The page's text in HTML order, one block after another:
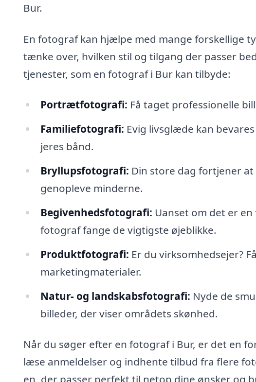
Bur.
En fotograf kan hjælpe med mange forskellige
tænke over, hvilken stil og tilgang der passer
tjenester, som en fotograf i Bur kan tilbyde:
Portrætfotografi: Få taget professionelle
Familiefotografi: Evig livsglæde kan
jeres bånd.
Bryllupsfotografi: Din store dag fortjener
genopleve minderne.
Begivenhedsfotografi: Uanset om det er
fotograf fange de vigtigste øjeblikke.
Produktfotografi: Er du virksomhedsejer?
marketingmaterialer.
Natur- og landskabsfotografi: Nyde de
billeder, der viser områdets skønhed.
Når du søger efter en fotograf i Bur, er det en
læse anmeldelser og indhente tilbud fra flere
en, der passer perfekt til netop dine ønsker og